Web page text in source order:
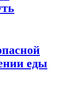
еды